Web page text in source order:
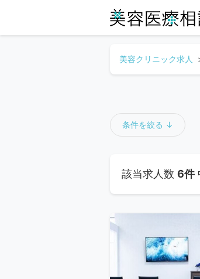
美容クリニック求人
条件を絞る ↓
該当求人数 6件